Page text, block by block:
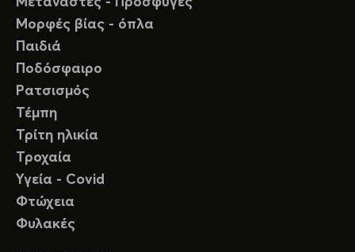
Μορφές βίας - όπλα
Παιδιά
Ποδόσφαιρο
Ρατσισμός
Τέμπη
Τρίτη ηλικία
Τροχαία
Υγεία - Covid
Φτώχεια
Φυλακές